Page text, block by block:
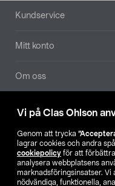
Vi på Clas Ohlson
Genom att trycka
lagrar cookies och andra
cookiepolicy för att
analysera webbplatsens
marknadsföringsinsatser. Vi
nödvändiga, funktionella,
Sidfot
Kundservice
Mitt konto
Om oss
Aktuellt
Våra bolag